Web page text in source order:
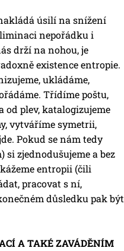
úsilí na snížení
nepořádku i
drží na nohou, je
existence entropie.
ukládáme,
Třídíme poštu,
od plev, katalogizujeme
vytváříme symetrii,
Pokud se nám tedy
si zjednodušujeme a bez
entropii (čili
pracovat s ní,
důsledku pak být
A TAKÉ ZAVÁDĚNÍM